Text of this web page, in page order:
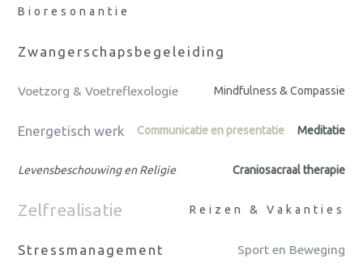
Bioresonantie
Zwangerschapsbegeleiding
Voetzorg & Voetreflexologie Mindfulness & Compassie
Energetisch werk Communicatie en presentatie Meditatie
Levensbeschouwing en Religie Craniosacraal therapie
Zelfrealisatie Reizen & Vakanties
Stressmanagement Sport en Beweging